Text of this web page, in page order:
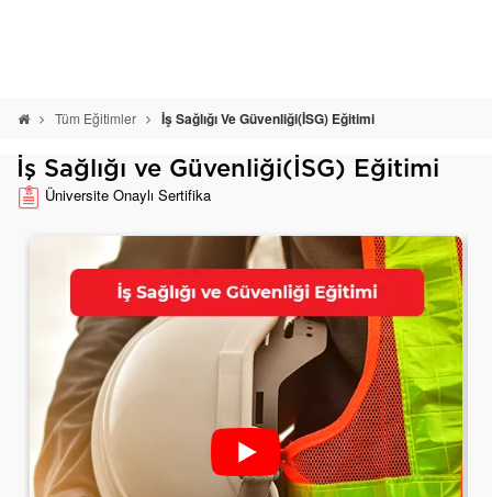
Tüm Eğitimler İş Sağlığı Ve Güvenliği(İSG) Eğitimi
İş Sağlığı ve Güvenliği(İSG) Eğitimi
Üniversite Onaylı Sertifika